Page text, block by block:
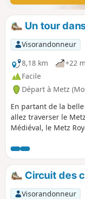
Un tour
Visorandonneur
8,18 km
+22 m
Facile
Départ à Metz
En partant de la
allez traverser le
Médiéval, le Metz
Cathédrale Saint-
vitraux. Le Musée de
thermes gallo-romain
découvrirez Metz
jamais vue et comme
Circuit des
Visorandonneur